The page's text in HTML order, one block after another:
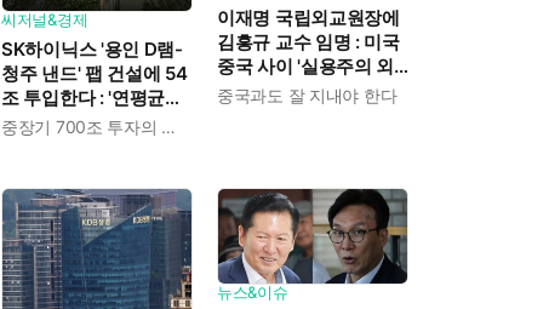
씨저널&경제
SK하이닉스 '용인 D램-
청주 낸드' 팹 건설에 54
조 투입한다 : '연평균
19% 성장' 메모리 수요중장기 700조 투자의 단계적 이행
이재명 국립외교원장에
김흥규 교수 임명 : 미국
중국 사이 '실용주의 외
교론' 강조한 인물이다
중국과도 잘 지내야 한다
뉴스&이슈